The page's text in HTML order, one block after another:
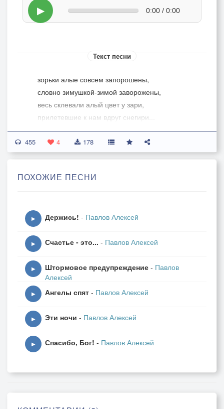
▶ 0:00 / 0:00
Текст песни
зорьки алые совсем запорошены,
словно зимушкой-зимой заворожены,
весь склевали алый цвет у зари,
прилетевшие к нам вдруг снегири...
прилетели снегири, прилетели,
принесли с собой снега и метели,
и украли у него алый цвет,
сон с бессоницею тайно встречаются,
выключают утром их снегири...
455 4 178
ПОХОЖИЕ ПЕСНИ
▶ Держись! - Павлов Алексей
▶ Счастье - это... - Павлов Алексей
▶ Штормовое предупреждение - Павлов
Алексей
▶ Ангелы спят - Павлов Алексей
▶ Эти ночи - Павлов Алексей
▶ Спасибо, Бог! - Павлов Алексей